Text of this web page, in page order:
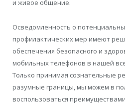
и живое общение.
Осведомленность о
профилактических мер имеют
обеспечения безопасного и
мобильных телефонов в нашей
Только принимая сознательные
разумные границы, мы можем в
воспользоваться